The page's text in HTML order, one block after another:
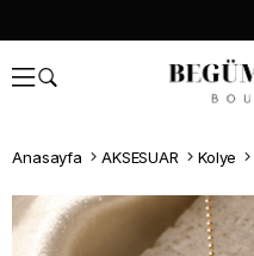
Anasayfa AKSESUAR Kolye
Whatsapp İle Sipariş ver